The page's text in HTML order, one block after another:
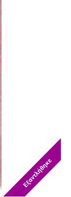
Εξαντλήθηκε